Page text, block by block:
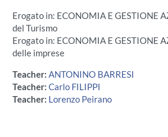
Erogato in: ECONOMIA E GESTIONE
del Turismo
Erogato in: ECONOMIA E GESTIONE
delle imprese
Teacher: ANTONINO BARRESI
Teacher: Carlo FILIPPI
Teacher: Lorenzo Peirano